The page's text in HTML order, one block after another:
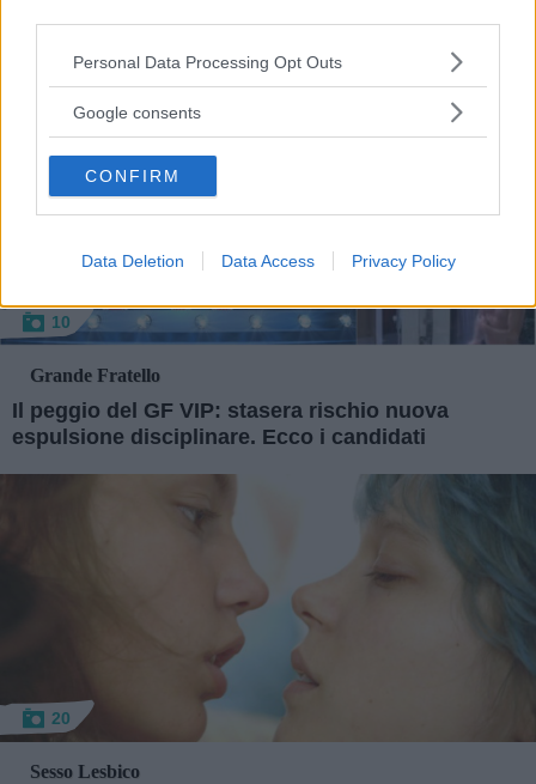
Please note that this website/app uses one or more Google
not limited to your visit or usage behaviour. You may click to
use your data for below specified purposes in below Google
consent section.
Personal Data Processing Opt Outs
Google consents
CONFIRM
Data Deletion Data Access Privacy Policy
10
Grande Fratello
Il peggio del GF VIP: stasera rischio nuova
espulsione disciplinare. Ecco i candidati
20
Sesso Lesbico